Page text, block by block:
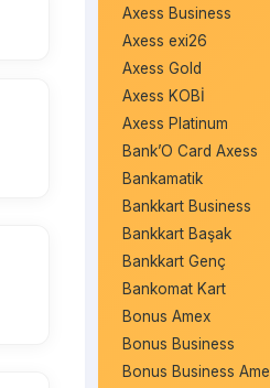
Axess Business
Axess exi26
Axess Gold
Axess KOBİ
Axess Platinum
Bank’O Card Axess
Bankamatik
Bankkart Business
Bankkart Başak
Bankkart Genç
Bankomat Kart
Bonus Amex
Bonus Business
Bonus Business